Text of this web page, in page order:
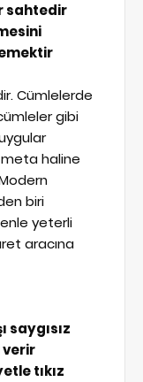
sahtedir
Cümlelerde
gibi
haline
biri
yeterli
aracına
saygısız
verir
tıkız